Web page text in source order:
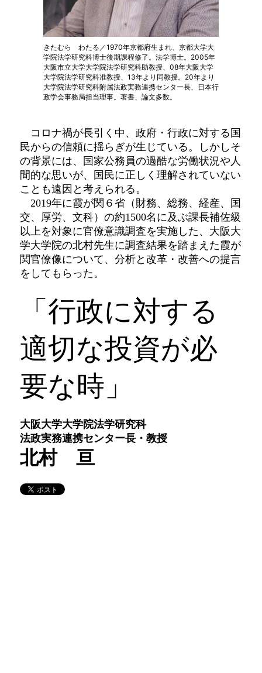
きたむら わたる／1970年京都府生まれ、京都大学大
学院法学研究科博士後期課程修了。法学博士。2005年
大阪市立大学大学院法学研究科助教授、08年大阪大学
大学院法学研究科准教授、13年より同教授。20年より
大学院法学研究科附属法政実務連携センター長、日本行
政学会事務局担当理事。著書、論文多数。
コロナ禍が長引く中、政府・行政に対する国
民からの信頼に揺らぎが生じている。しかしそ
の背景には、国家公務員の過酷な労働状況や人
間的な思いが、国民に正しく理解されていない
ことも遠因と考えられる。
2019年に霞が関６省（財務、総務、経産、国
交、厚労、文科）の約1500名に及ぶ課長補佐級
以上を対象に官僚意識調査を実施した、大阪大
学大学院の北村先生に調査結果を踏まえた霞が
関官僚像について、分析と改革・改善への提言
をしてもらった。
「行政に対する
適切な投資が必
要な時」
大阪大学大学院法学研究科
法政実務連携センター長・教授
北村 亘